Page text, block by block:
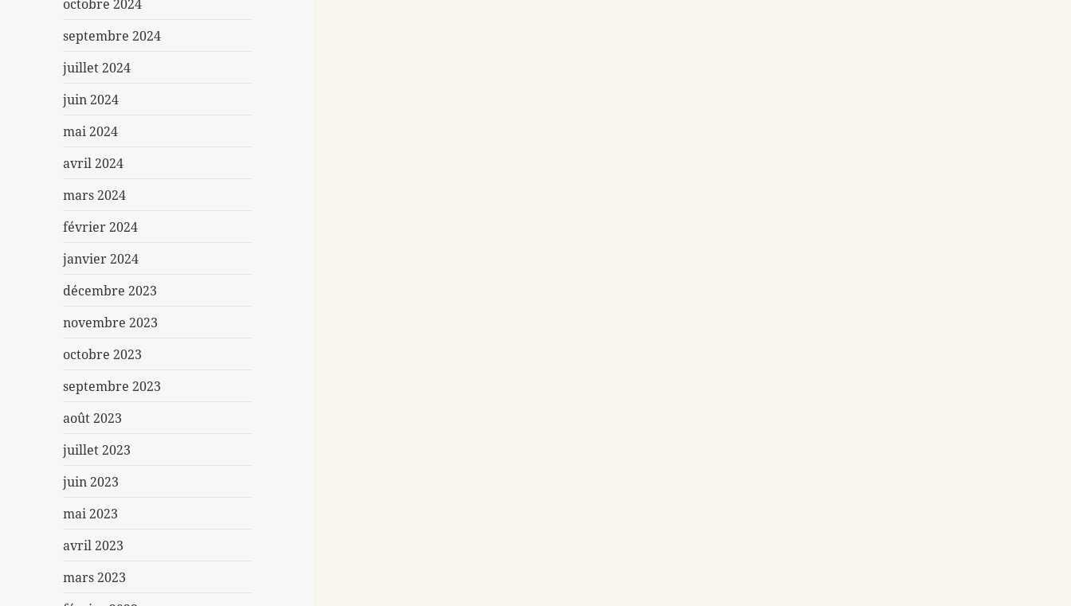
octobre 2024
septembre 2024
juillet 2024
juin 2024
mai 2024
avril 2024
mars 2024
février 2024
janvier 2024
décembre 2023
novembre 2023
octobre 2023
septembre 2023
août 2023
juillet 2023
juin 2023
mai 2023
avril 2023
mars 2023